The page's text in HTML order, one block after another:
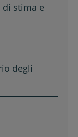
stima e
degli